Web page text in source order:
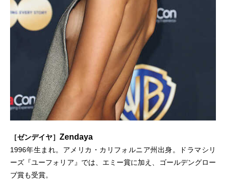
［ゼンデイヤ］ Zendaya
1996年生まれ。アメリカ・カリフォルニア州出身。ドラマシリ
ーズ『ユーフォリア』では、エミー賞に加え、ゴールデングロー
ブ賞も受賞。